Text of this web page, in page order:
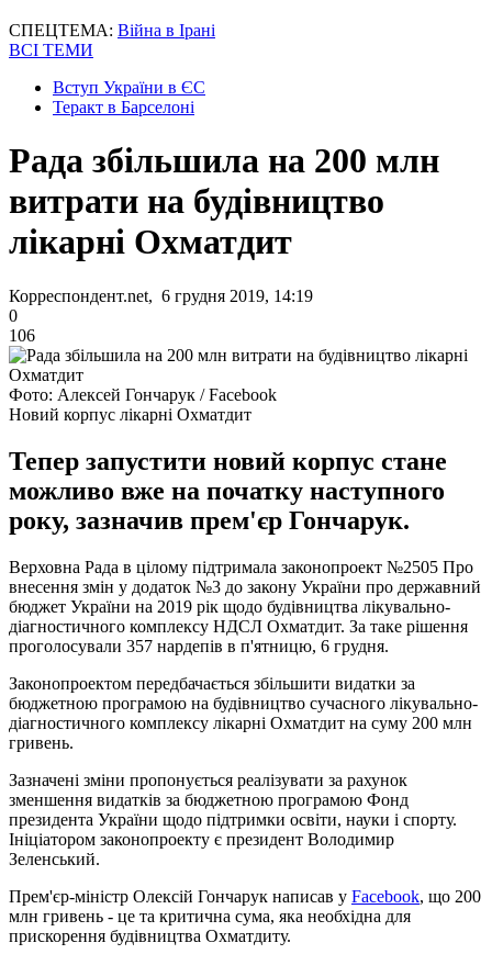
СПЕЦТЕМА: Війна в Ірані
ВСІ ТЕМИ
Вступ України в ЄС
Теракт в Барселоні
Рада збільшила на 200 млн
витрати на будівництво
лікарні Охматдит
Корреспондент.net, 6 грудня 2019, 14:19
0
106
Фото: Алексей Гончарук / Facebook
Новий корпус лікарні Охматдит
Тепер запустити новий корпус стане
можливо вже на початку наступного
року, зазначив прем'єр Гончарук.
Верховна Рада в цілому підтримала законопроект №2505 Про
внесення змін у додаток №3 до закону України про державний
бюджет України на 2019 рік щодо будівництва лікувально-
діагностичного комплексу НДСЛ Охматдит. За таке рішення
проголосували 357 нардепів в п'ятницю, 6 грудня.
Законопроектом передбачається збільшити видатки за
бюджетною програмою на будівництво сучасного лікувально-
діагностичного комплексу лікарні Охматдит на суму 200 млн
гривень.
Зазначені зміни пропонується реалізувати за рахунок
зменшення видатків за бюджетною програмою Фонд
президента України щодо підтримки освіти, науки і спорту.
Ініціатором законопроекту є президент Володимир
Зеленський.
Прем'єр-міністр Олексій Гончарук написав у Facebook, що 200
млн гривень - це та критична сума, яка необхідна для
прискорення будівництва Охматдиту.